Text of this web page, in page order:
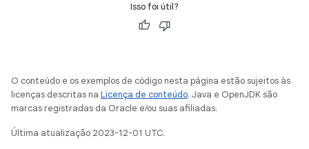
Isso foi útil?
O conteúdo e os exemplos de código nesta página estão sujeitos às
licenças descritas na Licença de conteúdo. Java e OpenJDK são
marcas registradas da Oracle e/ou suas afiliadas.
Última atualização 2023-12-01 UTC.